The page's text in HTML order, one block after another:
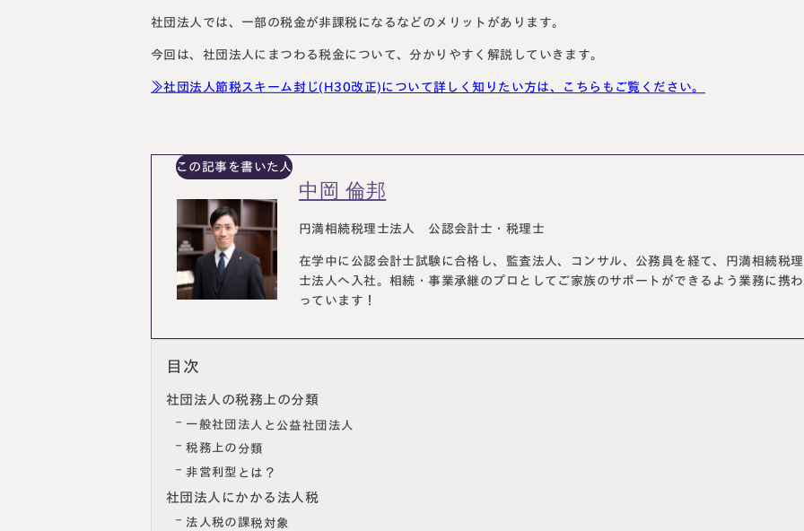
社団法人では、一部の税金が非課税になるなどのメリットがあります。
今回は、社団法人にまつわる税金について、分かりやすく解説していきます。
≫社団法人節税スキーム封じ(H30改正)について詳しく知りたい方は、こちらもご覧ください。
この記事を書いた人
中岡 倫邦
円満相続税理士法人 公認会計士・税理士
在学中に公認会計士試験に合格し、監査法人、コンサル、公務員を経て、円満相続税理
士法人へ入社。相続・事業承継のプロとしてご家族のサポートができるよう業務に携わ
っています！
目次
社団法人の税務上の分類
一般社団法人と公益社団法人
税務上の分類
非営利型とは？
社団法人にかかる法人税
法人税の課税対象